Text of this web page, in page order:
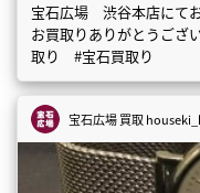
宝石広場 渋谷本店にて
お買取りありがとうござ
取り #宝石買取り
宝石広場 買取